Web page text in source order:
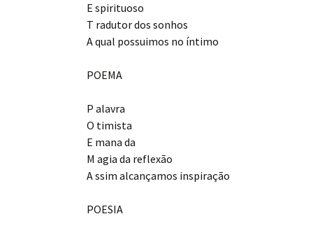
E spirituoso
T radutor dos sonhos
A qual possuimos no íntimo
POEMA
P alavra
O timista
E mana da
M agia da reflexão
A ssim alcançamos inspiração
POESIA